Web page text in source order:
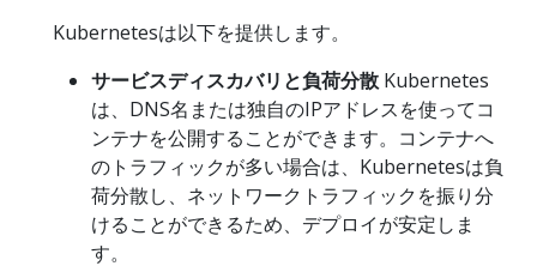
Kubernetesは以下を提供します。
サービスディスカバリと負荷分散 Kubernetes
は、DNS名または独自のIPアドレスを使ってコ
ンテナを公開することができます。コンテナへ
のトラフィックが多い場合は、Kubernetesは負
荷分散し、ネットワークトラフィックを振り分
けることができるため、デプロイが安定しま
す。